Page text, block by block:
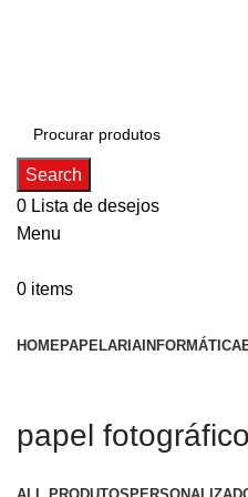
Search
0 Lista de desejos
Menu
0 items
HOMEPAPELARIA INFORMÁTICA
papel fotográfico